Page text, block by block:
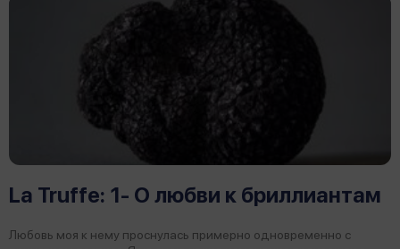
La Truffe: 1- О любви к бриллиантам
Любовь моя к нему проснулась примерно одновременно с